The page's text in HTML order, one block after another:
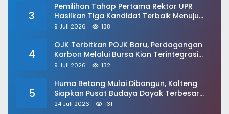
3
Pemilihan Tahap Pertama Rektor UPR
Hasilkan Tiga Kandidat Terbaik Menuju
Kementerian
9 Juli 2026 138
4
OJK Terbitkan POJK Baru, Perdagangan
Karbon Melalui Bursa Kian Terintegrasi
Nasional
9 Juli 2026 132
5
Huma Betang Mulai Dibangun, Kalteng
Siapkan Pusat Budaya Dayak Terbesar
dan Modern
24 Juli 2026 131